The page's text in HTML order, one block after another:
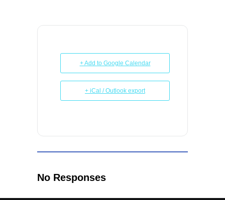
+ Add to Google Calendar
+ iCal / Outlook export
No Responses